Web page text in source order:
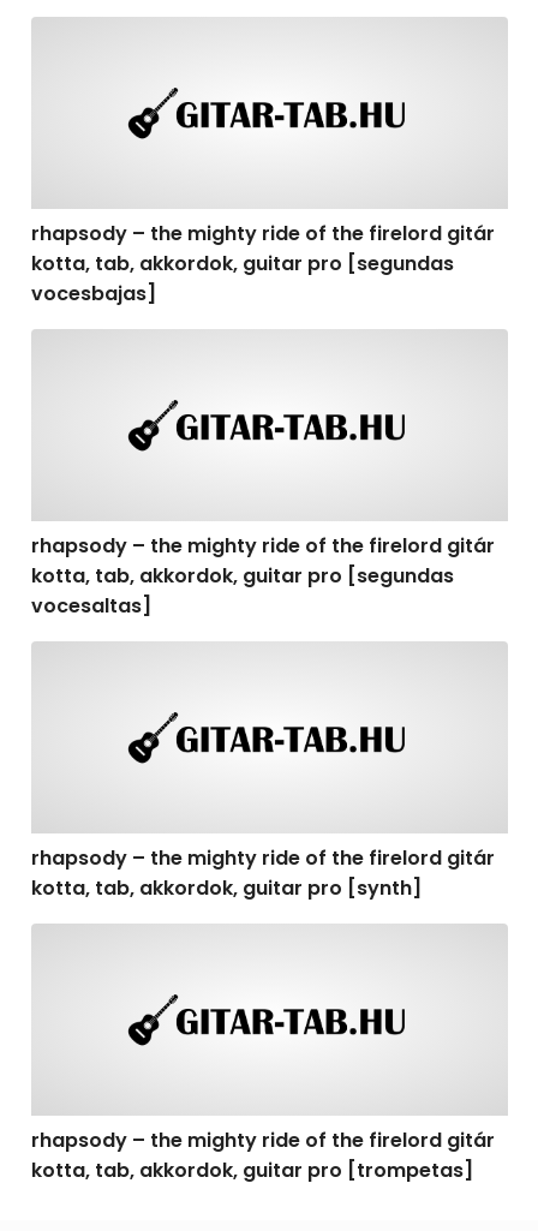
rhapsody – the mighty ride of the firelord gitár
kotta, tab, akkordok, guitar pro [segundas
vocesbajas]
rhapsody – the mighty ride of the firelord gitár
kotta, tab, akkordok, guitar pro [segundas
vocesaltas]
rhapsody – the mighty ride of the firelord gitár
kotta, tab, akkordok, guitar pro [synth]
rhapsody – the mighty ride of the firelord gitár
kotta, tab, akkordok, guitar pro [trompetas]